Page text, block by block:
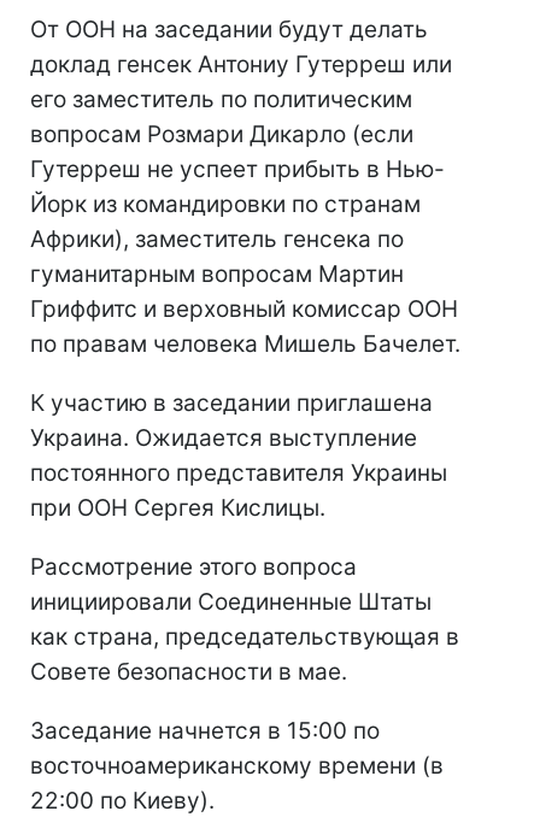
От ООН на заседании будут делать
доклад генсек Антониу Гутерреш или
его заместитель по политическим
вопросам Розмари Дикарло (если
Гутерреш не успеет прибыть в Нью-
Йорк из командировки по странам
Африки), заместитель генсека по
гуманитарным вопросам Мартин
Гриффитс и верховный комиссар ООН
по правам человека Мишель Бачелет.
К участию в заседании приглашена
Украина. Ожидается выступление
постоянного представителя Украины
при ООН Сергея Кислицы.
Рассмотрение этого вопроса
инициировали Соединенные Штаты
как страна, председательствующая в
Совете безопасности в мае.
Заседание начнется в 15:00 по
восточноамериканскому времени (в
22:00 по Киеву).